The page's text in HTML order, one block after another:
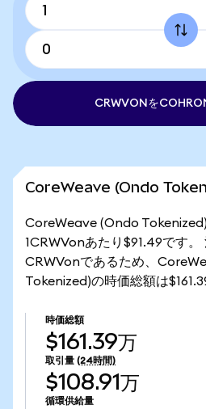
CRWVONを
CoreWeave (Ondo
CoreWeave (Ondo Tokenized)
1CRWVonあたり$91.49です。
CRWVonであるため、
Tokenized)の時価総額は
時価総額
$161.39万
取引量 (24時間)
$108.91万
循環供給量